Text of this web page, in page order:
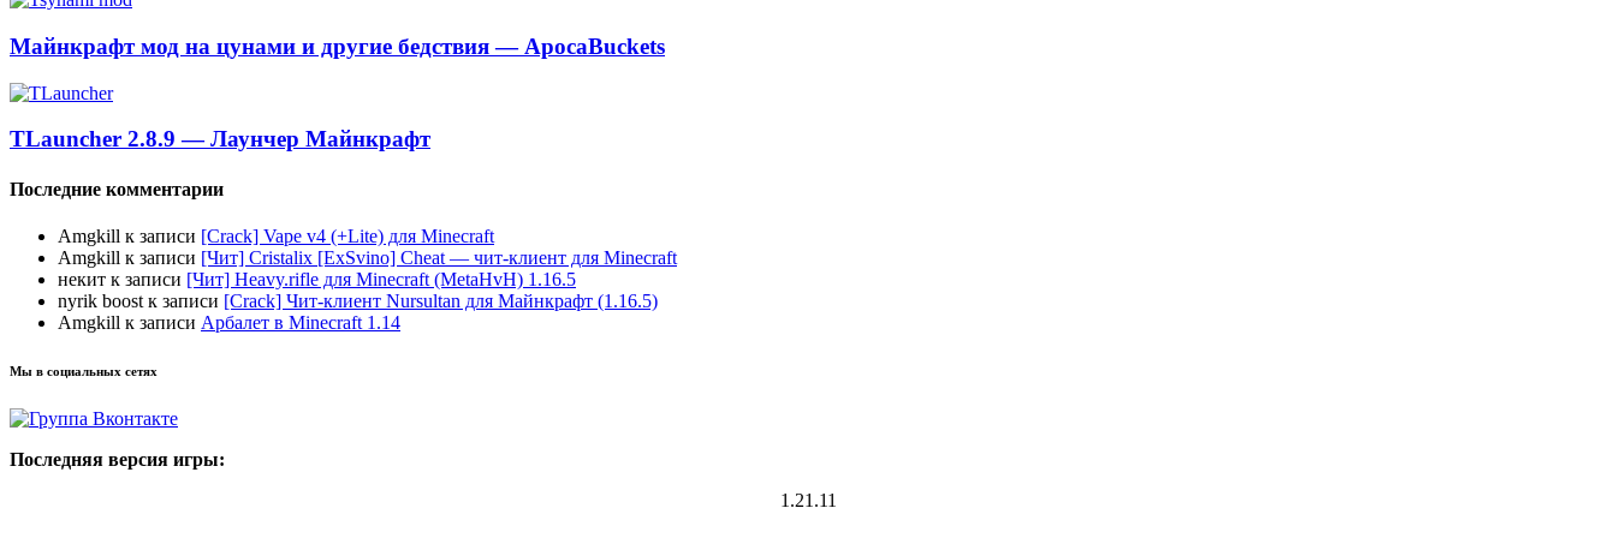
Майнкрафт мод на цунами и другие бедствия — ApocaBuckets
TLauncher 2.8.9 — Лаунчер Майнкрафт
Последние комментарии
Amgkill к записи [Crack] Vape v4 (+Lite) для Minecraft
Amgkill к записи [Чит] Cristalix [ExSvino] Cheat — чит-клиент для Minecraft
некит к записи [Чит] Heavy.rifle для Minecraft (MetaHvH) 1.16.5
nyrik boost к записи [Crack] Чит-клиент Nursultan для Майнкрафт (1.16.5)
Amgkill к записи Арбалет в Minecraft 1.14
Мы в социальных сетях
Последняя версия игры:
1.21.11